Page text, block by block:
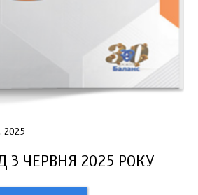
2025
3 ЧЕРВНЯ 2025 РОКУ